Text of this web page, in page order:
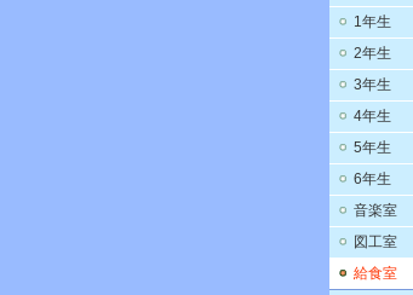
1年生
2年生
3年生
4年生
5年生
6年生
音楽室
図工室
給食室